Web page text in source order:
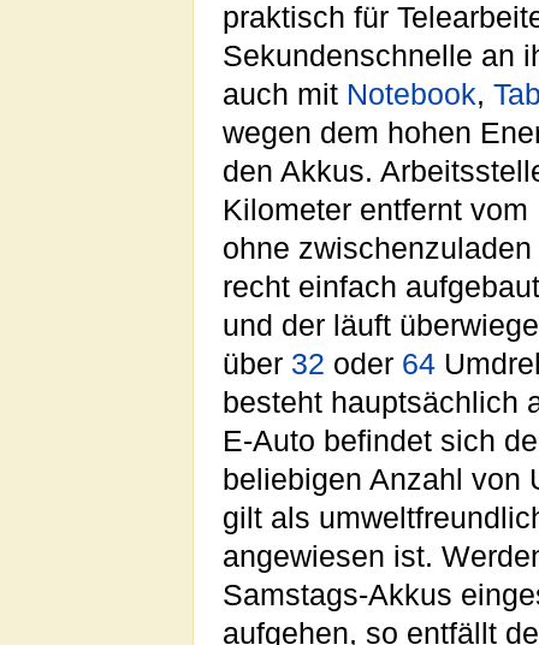
praktisch für
Sekundenschnelle an
auch mit Notebook,
wegen dem hohen
den Akkus.
Kilometer entfernt
ohne
recht einfach
und der läuft
über 32 oder 64
besteht hauptsächlich
E-Auto befindet sich
beliebigen Anzahl von
gilt als
angewiesen ist.
Samstags-Akkus
aufgehen, so entfällt